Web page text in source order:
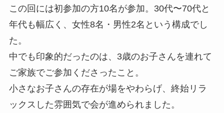
この回には初参加の方10名が参加。30代〜70代と
年代も幅広く、女性8名・男性2名という構成でし
た。
中でも印象的だったのは、3歳のお子さんを連れて
ご家族でご参加くださったこと。
小さなお子さんの存在が場をやわらげ、終始リラ
ックスした雰囲気で会が進められました。